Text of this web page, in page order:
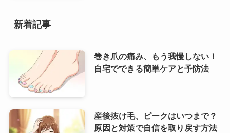
新着記事
巻き爪の痛み、もう我慢しない！
自宅でできる簡単ケアと予防法
産後抜け毛、ピークはいつまで？
原因と対策で自信を取り戻す方法